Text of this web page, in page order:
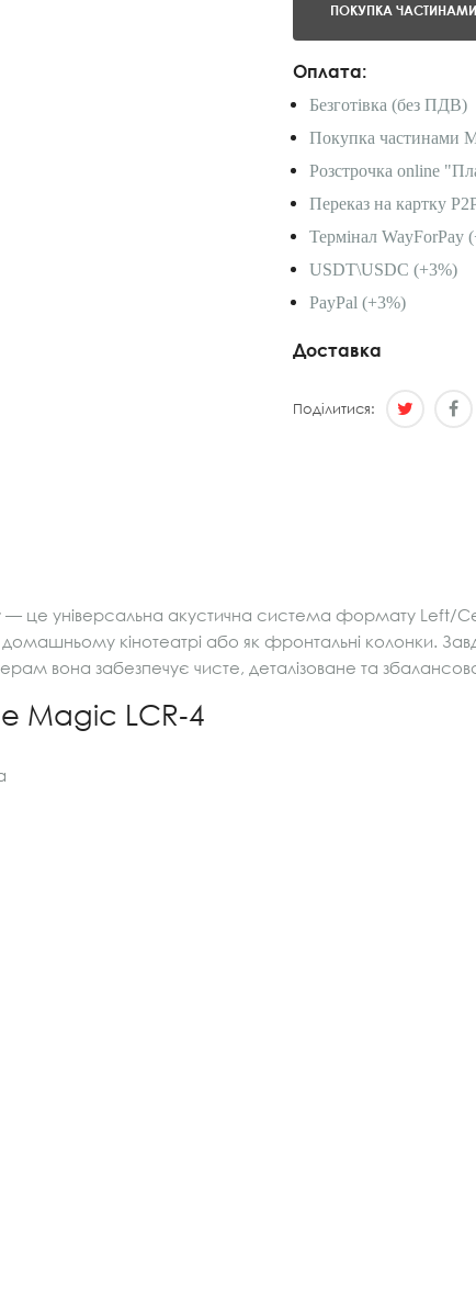
ПОКУПКА ЧАСТИНАМИ
Оплата:
Безготівка (без ПДВ)
Покупка частинами
Розстрочка online
Переказ на картку
Термінал WayForPay
USDT\USDC (+3%)
PayPal (+3%)
Доставка
Поділитися:
— це універсальна акустична система формату Left/
кінотеатрі або як фронтальні колонки.
вона забезпечує чисте, деталізоване та
Magic LCR‑4